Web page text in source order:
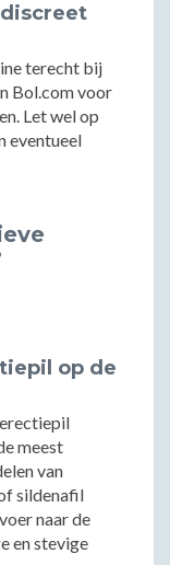
terecht bij
Bol.com voor
Let wel op
eventueel
op de
meest
van
sildenafil
naar de
en stevige